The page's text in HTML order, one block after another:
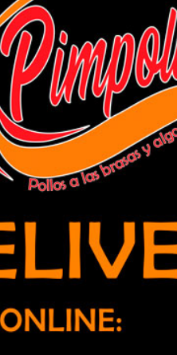
delictual que se jactaba
delictual que se